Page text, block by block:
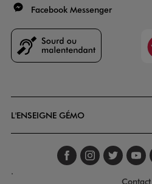
Facebook Messenger
L'ENSEIGNE GÉMO
Suivez-
.
Contact